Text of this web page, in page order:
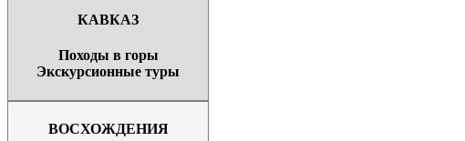
КАВКАЗ
Походы в горы
Экскурсионные туры
ВОСХОЖДЕНИЯ